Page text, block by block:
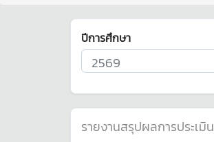
ปีการศึกษา
รายงานสรุปผลการประเมิน